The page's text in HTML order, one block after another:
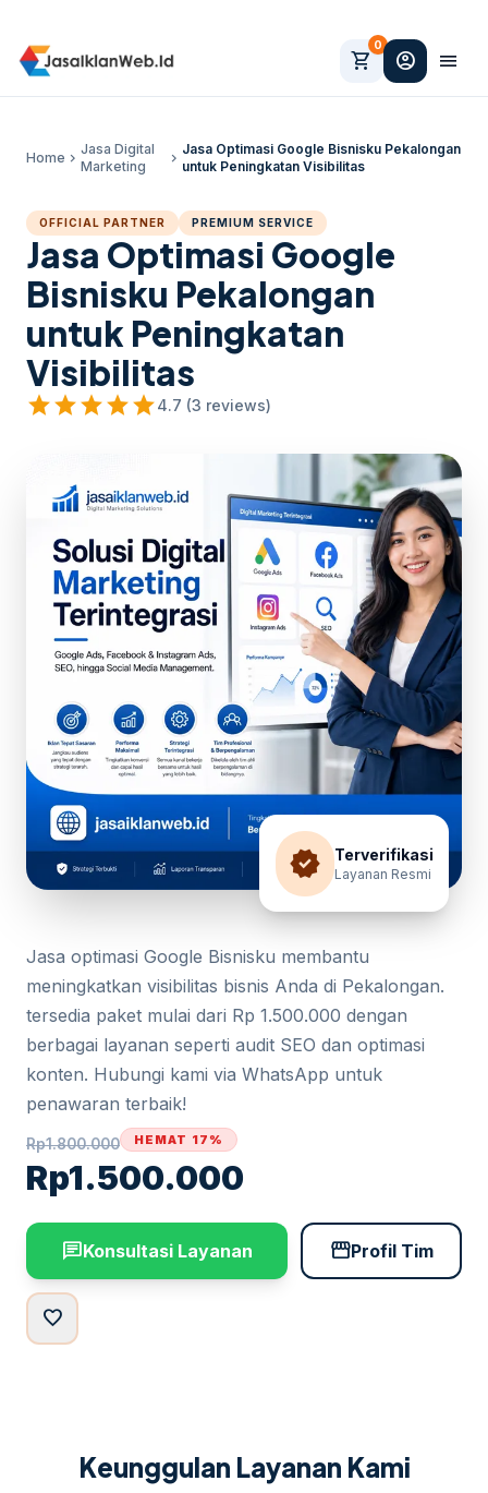
shopping_cart
0
account_circle menu
Home chevron_right
Jasa Digital
Marketing
chevron_right
Jasa Optimasi Google Bisnisku Pekalongan
untuk Peningkatan Visibilitas
OFFICIAL PARTNER PREMIUM SERVICE
Jasa Optimasi Google
Bisnisku Pekalongan
untuk Peningkatan
Visibilitas
starstarstarstarstar4.7 (3 reviews)
verified Terverifikasi
Layanan Resmi
Jasa optimasi Google Bisnisku membantu
meningkatkan visibilitas bisnis Anda di Pekalongan.
tersedia paket mulai dari Rp 1.500.000 dengan
berbagai layanan seperti audit SEO dan optimasi
konten. Hubungi kami via WhatsApp untuk
penawaran terbaik!
Rp1.800.000
Rp1.500.000
HEMAT 17%
chatKonsultasi Layanan storefrontProfil Tim
favorite
Keunggulan Layanan Kami